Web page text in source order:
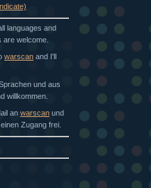
languages and
are welcome.
warscan and I'll
und aus
willkommen.
an warscan und
Zugang frei.